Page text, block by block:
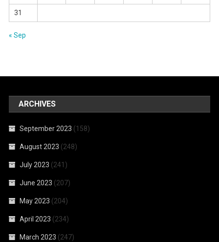
31
« Sep
ARCHIVES
September 2023 (158)
August 2023 (248)
July 2023 (241)
June 2023 (207)
May 2023 (204)
April 2023 (234)
March 2023 (247)